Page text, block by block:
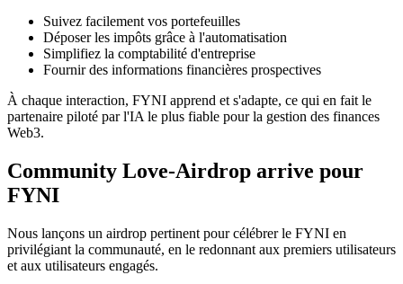
Suivez facilement vos portefeuilles
Déposer les impôts grâce à l'automatisation
Simplifiez la comptabilité d'entreprise
Fournir des informations financières prospectives
À chaque interaction, FYNI apprend et s'adapte, ce qui en fait le
partenaire piloté par l'IA le plus fiable pour la gestion des finances
Web3.
Community Love-Airdrop arrive pour
FYNI
Nous lançons un airdrop pertinent pour célébrer le FYNI en
privilégiant la communauté, en le redonnant aux premiers utilisateurs
et aux utilisateurs engagés.